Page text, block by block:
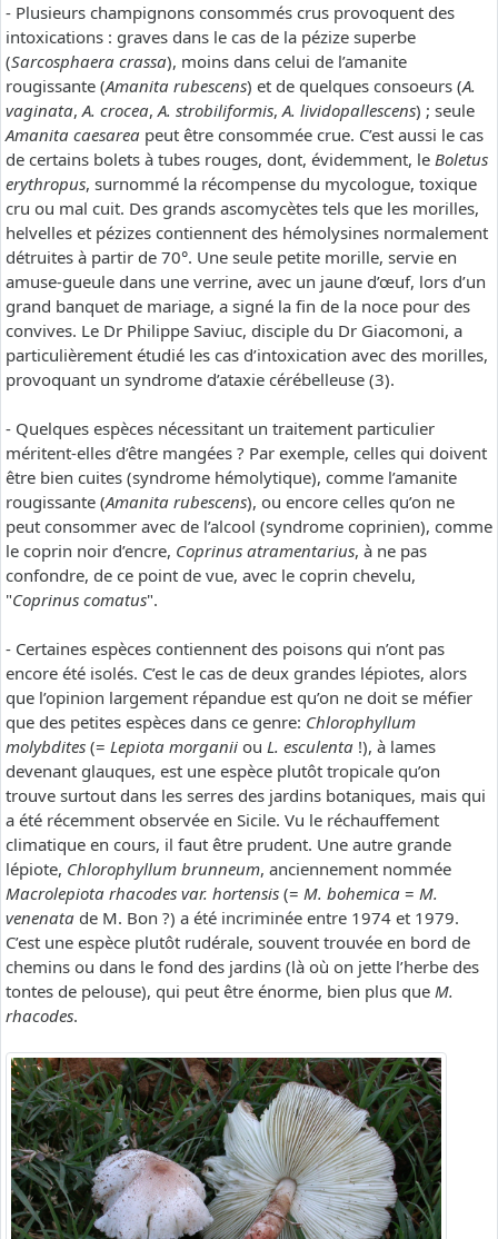
- Plusieurs champignons consommés crus provoquent des
intoxications : graves dans le cas de la pézize superbe
(Sarcosphaera crassa), moins dans celui de l’amanite
rougissante (Amanita rubescens) et de quelques consoeurs (A.
vaginata,A. crocea, A. strobiliformis,A. lividopallescens) ; seule
Amanita caesarea peut être consommée crue. C’est aussi le cas
de certains bolets à tubes rouges, dont, évidemment, le Boletus
erythropus, surnommé la récompense du mycologue, toxique
cru ou mal cuit. Des grands ascomycètes tels que les morilles,
helvelles et pézizes contiennent des hémolysines normalement
détruites à partir de 70°. Une seule petite morille, servie en
amuse-gueule dans une verrine, avec un jaune d’œuf, lors d’un
grand banquet de mariage, a signé la fin de la noce pour des
convives. Le Dr Philippe Saviuc, disciple du Dr Giacomoni, a
particulièrement étudié les cas d’intoxication avec des morilles,
provoquant un syndrome d’ataxie cérébelleuse (3).
- Quelques espèces nécessitant un traitement particulier
méritent-elles d’être mangées ? Par exemple, celles qui doivent
être bien cuites (syndrome hémolytique), comme l’amanite
rougissante (Amanita rubescens), ou encore celles qu’on ne
peut consommer avec de l’alcool (syndrome coprinien), comme
le coprin noir d’encre, Coprinus atramentarius, à ne pas
confondre, de ce point de vue, avec le coprin chevelu,
"Coprinus comatus".
- Certaines espèces contiennent des poisons qui n’ont pas
encore été isolés. C’est le cas de deux grandes lépiotes, alors
que l’opinion largement répandue est qu’on ne doit se méfier
que des petites espèces dans ce genre: Chlorophyllum
molybdites (= Lepiota morganii ou L. esculenta !), à lames
devenant glauques, est une espèce plutôt tropicale qu’on
trouve surtout dans les serres des jardins botaniques, mais qui
a été récemment observée en Sicile. Vu le réchauffement
climatique en cours, il faut être prudent. Une autre grande
lépiote, Chlorophyllum brunneum, anciennement nommée
Macrolepiota rhacodes var. hortensis (= M. bohemica = M.
venenata de M. Bon ?) a été incriminée entre 1974 et 1979.
C’est une espèce plutôt rudérale, souvent trouvée en bord de
chemins ou dans le fond des jardins (là où on jette l’herbe des
tontes de pelouse), qui peut être énorme, bien plus que M.
rhacodes.